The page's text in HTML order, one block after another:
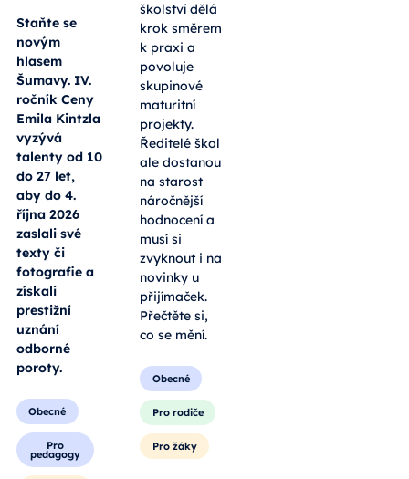
Staňte se
novým
hlasem
Šumavy. IV.
ročník Ceny
Emila Kintzla
vyzývá
talenty od 10
do 27 let,
aby do 4.
října 2026
zaslali své
texty či
fotografie a
získali
prestižní
uznání
odborné
poroty.
Obecné
Pro
pedagogy
školství dělá
krok směrem
k praxi a
povoluje
skupinové
maturitní
projekty.
Ředitelé škol
ale dostanou
na starost
náročnější
hodnocení a
musí si
zvyknout i na
novinky u
přijímaček.
Přečtěte si,
co se mění.
Obecné
Pro rodiče
Pro žáky